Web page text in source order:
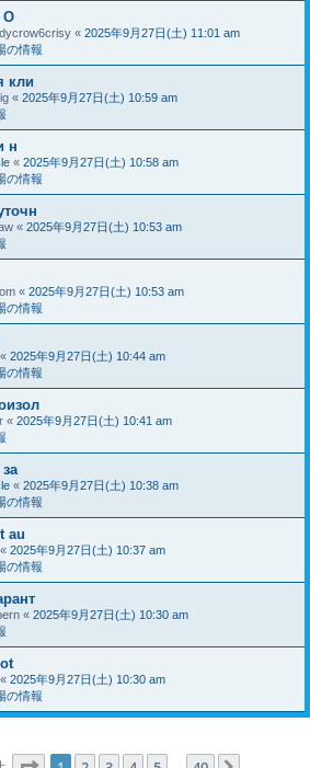
« 2025年9月27日(土) 11:01 am
の情報
кли
« 2025年9月27日(土) 10:59 am
н
« 2025年9月27日(土) 10:58 am
の情報
« 2025年9月27日(土) 10:53 am
« 2025年9月27日(土) 10:53 am
の情報
« 2025年9月27日(土) 10:44 am
の情報
« 2025年9月27日(土) 10:41 am
« 2025年9月27日(土) 10:38 am
の情報
au
« 2025年9月27日(土) 10:37 am
の情報
« 2025年9月27日(土) 10:30 am
« 2025年9月27日(土) 10:30 am
の情報